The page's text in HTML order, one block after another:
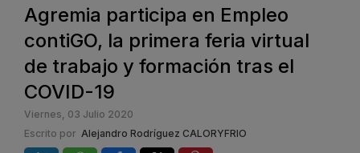
Agremia participa en Empleo
contiGO, la primera feria virtual
de trabajo y formación tras el
COVID-19
Viernes, 03 Julio 2020
Escrito por Alejandro Rodríguez CALORYFRIO